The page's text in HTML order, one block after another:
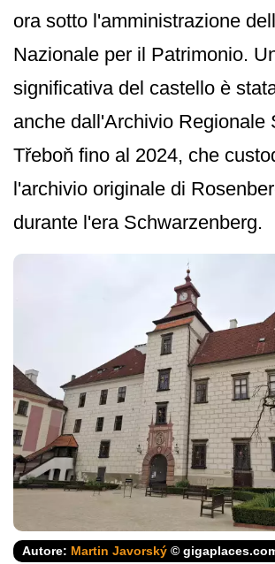
ora sotto l'amministrazione
Nazionale per il Patrimonio.
significativa del castello è
anche dall'Archivio Regionale
Třeboň fino al 2024, che
l'archivio originale di
durante l'era Schwarzenberg.
Autore: Martin Javorský ©